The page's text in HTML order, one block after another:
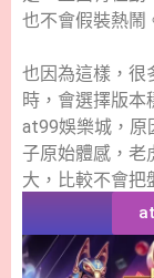
也不會假裝熱鬧
也因為這樣，很
時，會選擇版本
at99娛樂城，原
子原始體感，老
大，比較不會把